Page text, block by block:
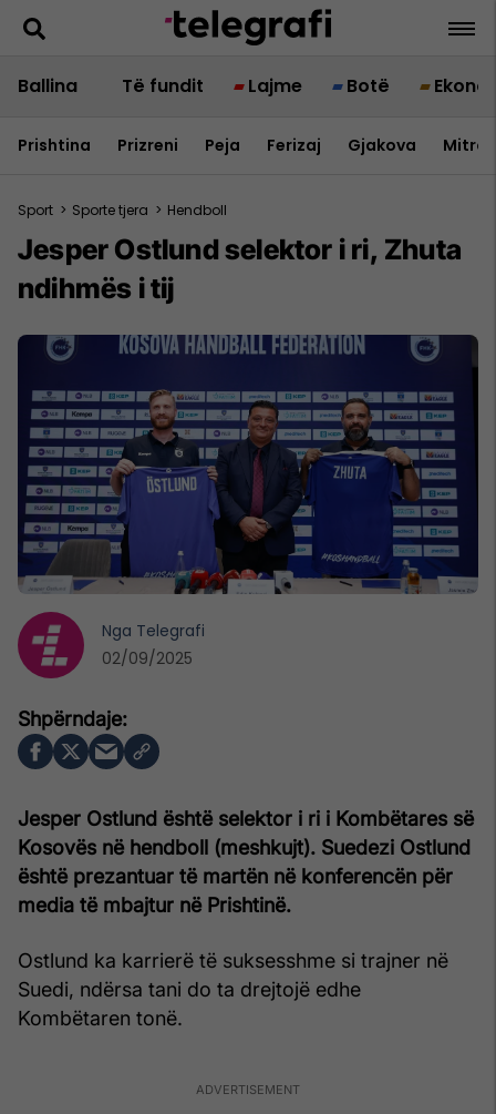
Ballina Të fundit Lajme Botë
Prishtina Prizreni Peja Ferizaj Gjakova
Sport > Sporte tjera > Hendboll
Jesper Ostlund selektor i ri, Zhuta
ndihmës i tij
Jesper Ostlund është selektor i ri i Kombëtares së
Kosovës në hendboll (meshkujt). Suedezi Ostlund
është prezantuar të martën në konferencën për
media të mbajtur në Prishtinë.
Ostlund ka karrierë të suksesshme si trajner në
Suedi, ndërsa tani do ta drejtojë edhe
Kombëtaren tonë.
Nga Telegrafi
02/09/2025